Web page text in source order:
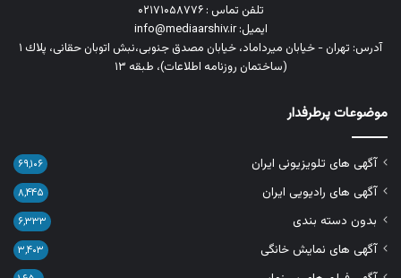
تلفن تماس : ۰۲۱۷۱۰۵۸۷۷۶
ایمیل: info@mediaarshiv.ir
آدرس: تهران - خیابان میرداماد، خیابان مصدق جنوبی،نبش اتوبان حقانی، پلاك ١
(ساختمان روزنامه اطلاعات)، طبقه ۱۳
موضوعات پرطرفدار
آگهی های تلویزیونی ایران ۶۹,۱۰۶
آگهی های رادیویی ایران ۸,۴۴۵
بدون دسته بندی ۶,۳۳۳
آگهی های نمایش خانگی ۳,۴۰۳